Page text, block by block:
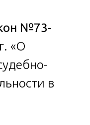
№73-
«О
в